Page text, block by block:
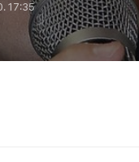
17:35